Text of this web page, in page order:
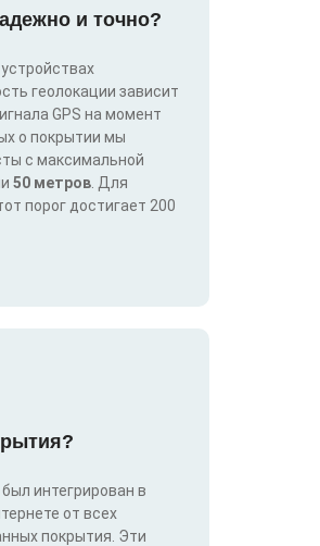
и точно?
геолокации зависит
GPS на момент
о покрытии мы
с максимальной
50 метров . Для
порог достигает 200
интегрирован в
от всех
покрытия. Эти